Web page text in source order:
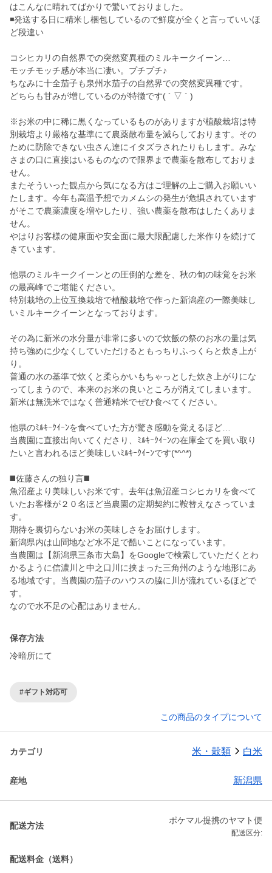
はこんなに晴れてばかりで驚いておりました。
◾️発送する日に精米し梱包しているので鮮度が全くと言っていいほ
ど段違い
コシヒカリの自然界での突然変異種のミルキークイーン…
モッチモッチ感が本当に凄い。プチプチ♪
ちなみに十全茄子も泉州水茄子の自然界での突然変異種です。
どちらも甘みが増しているのが特徴です( ´ ▽ ` )
※お米の中に稀に黒くなっているものがありますが植酸栽培は特
別栽培より厳格な基準にて農薬散布量を減らしております。その
ために防除できない虫さん達にイタズラされたりもします。みな
さまの口に直接はいるものなので限界まで農薬を散布しておりま
せん。
またそういった観点から気になる方はご理解の上ご購入お願いい
たします。今年も高温予想でカメムシの発生が危惧されています
がそこで農薬濃度を増やしたり、強い農薬を散布はしたくありま
せん。
やはりお客様の健康面や安全面に最大限配慮した米作りを続けて
きています。
他県のミルキークイーンとの圧倒的な差を、秋の旬の味覚をお米
の最高峰でご堪能ください。
特別栽培の上位互換栽培で植酸栽培で作った新潟産の一際美味し
いミルキークイーンとなっております。
その為に新米の水分量が非常に多いので炊飯の祭のお水の量は気
持ち強めに少なくしていただけるともっちりふっくらと炊き上が
り。
普通の水の基準で炊くと柔らかいもちゃっとした炊き上がりにな
ってしまうので、本来のお米の良いところが消えてしまいます。
新米は無洗米ではなく普通精米でぜひ食べてください。
他県のﾐﾙｷｰｸｲｰﾝを食べていた方が驚き感動を覚えるほど…
当農園に直接出向いてくださり、ﾐﾙｷｰｸｲｰﾝの在庫全てを買い取り
たいと言われるほど美味しいﾐﾙｷｰｸｲｰﾝです(*^^*)
◼️佐藤さんの独り言◼️
魚沼産より美味しいお米です。去年は魚沼産コシヒカリを食べて
いたお客様が２０名ほど当農園の定期契約に鞍替えなさっていま
す。
期待を裏切らないお米の美味しさをお届けします。
新潟県内は山間地など水不足で酷いことになっています。
当農園は【新潟県三条市大島】をGoogleで検索していただくとわ
かるように信濃川と中之口川に挟まった三角州のような地形にあ
る地域です。当農園の茄子のハウスの脇に川が流れているほどで
す。
保存方法
冷暗所にて
#ギフト対応可
この商品のタイプについて
カテゴリ 米・穀類 白米
産地 新潟県
配送方法
ポケマル提携のヤマト便
配送区分:
配送料金（送料）